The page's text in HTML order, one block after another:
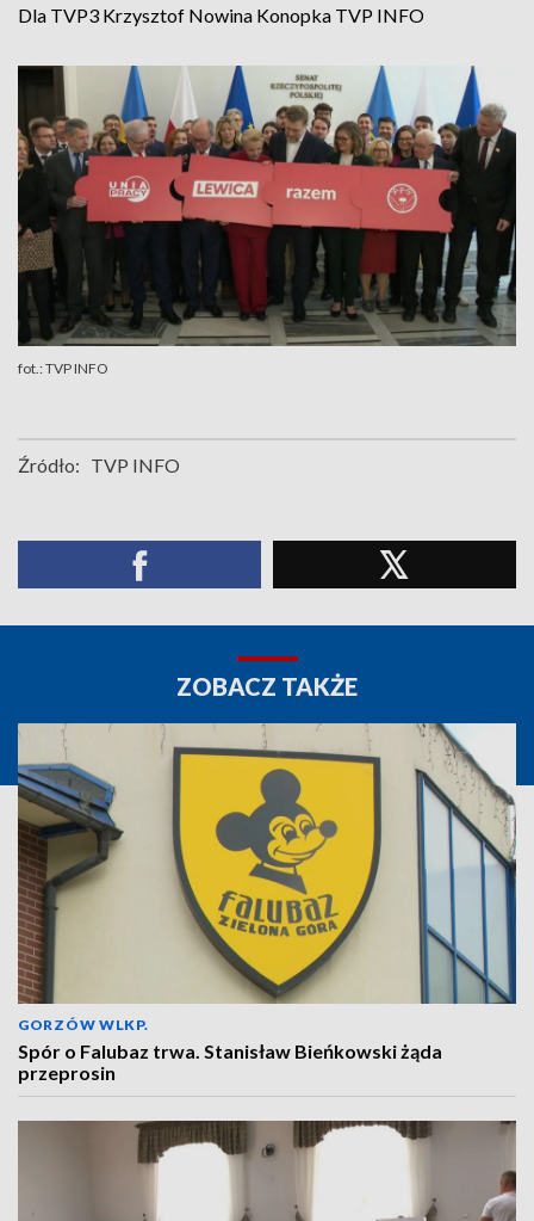
Dla TVP3 Krzysztof Nowina Konopka TVP INFO
fot.: TVP INFO
Źródło: TVP INFO
ZOBACZ TAKŻE
GORZÓW WLKP.
Spór o Falubaz trwa. Stanisław Bieńkowski żąda
przeprosin